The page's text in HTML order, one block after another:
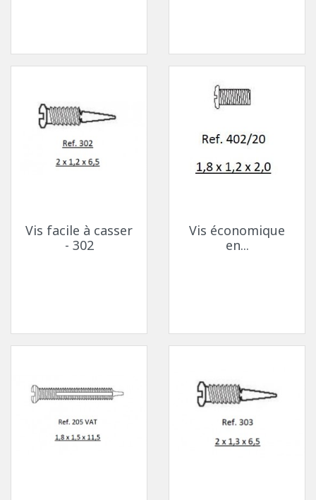
Vis facile à casser
- 302
Vis économique
en...